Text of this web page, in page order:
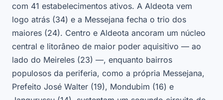
com 41 estabelecimentos ativos. A Aldeota vem
logo atrás (34) e a Messejana fecha o trio dos
maiores (24). Centro e Aldeota ancoram um núcleo
central e litorâneo de maior poder aquisitivo — ao
lado do Meireles (23) —, enquanto bairros
populosos da periferia, como a própria Messejana,
Prefeito José Walter (19), Mondubim (16) e